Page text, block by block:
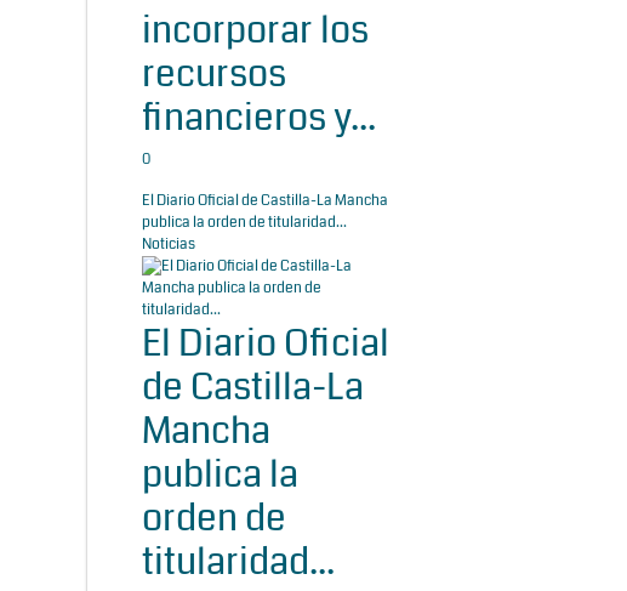
incorporar los
recursos
financieros y...
0
El Diario Oficial de Castilla-La Mancha
publica la orden de titularidad...
Noticias
El Diario Oficial
de Castilla-La
Mancha
publica la
orden de
titularidad...